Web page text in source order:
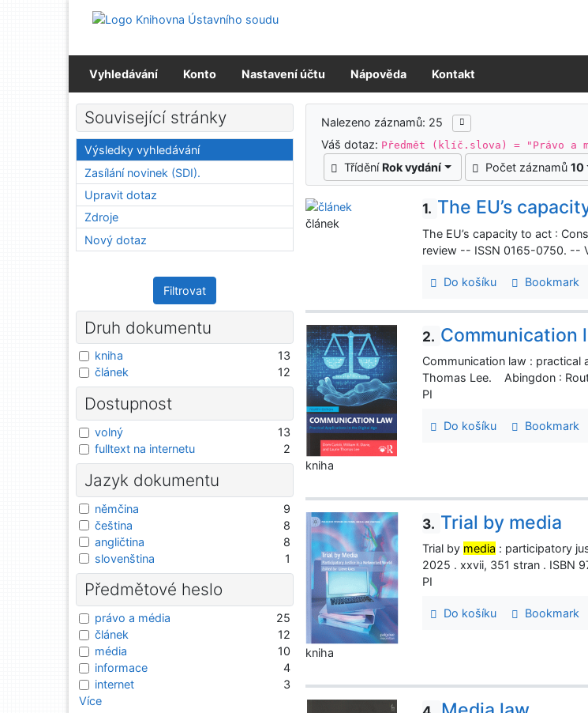
Přejít na menu
Vyhledávání Konto Nastavení účtu Nápověda Kontakt
Výsledky vyhledávání
Nalezeno záznamů: 25
Váš dotaz: Předmět (klíč.slova) = "Právo a
Třídění Rok vydání Počet záznamů 10
1. The EU’s
The EU’s capacity to act :
review -- ISSN 0165-0750. --
Do košíku Bookmark
článek
2. Communication
Communication law : practical
Thomas Lee. Abingdon :
PI
Do košíku Bookmark
kniha
3. Trial by media
Trial by media : participatory
2025 . xxvii, 351 stran .
PI
Do košíku Bookmark
kniha
Související stránky
Výsledky vyhledávání
Zasílání novinek (SDI).
Upravit dotaz
Zdroje
Nový dotaz
Filtrovat
Druh dokumentu
kniha
13
článek
12
Dostupnost
volný
13
fulltext na internetu
2
Jazyk dokumentu
němčina
9
čeština
8
angličtina
8
slovenština
1
Předmětové heslo
právo a média
25
článek
12
média
10
informace
4
internet
3
Více